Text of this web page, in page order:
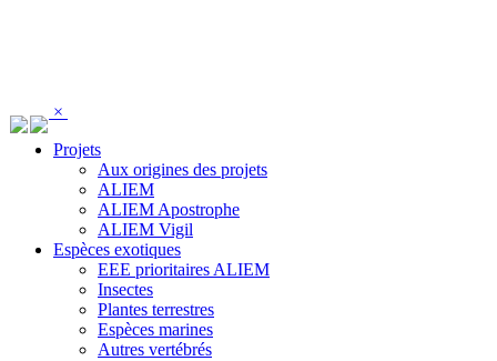
×
Projets
Aux origines des projets
ALIEM
ALIEM Apostrophe
ALIEM Vigil
Espèces exotiques
EEE prioritaires ALIEM
Insectes
Plantes terrestres
Espèces marines
Autres vertébrés